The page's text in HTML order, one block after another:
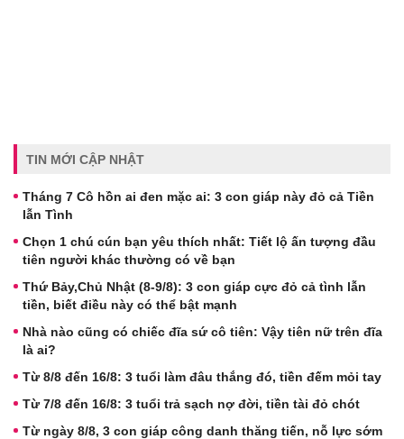
TIN MỚI CẬP NHẬT
Tháng 7 Cô hồn ai đen mặc ai: 3 con giáp này đỏ cả Tiền
lẫn Tình
Chọn 1 chú cún bạn yêu thích nhất: Tiết lộ ấn tượng đầu
tiên người khác thường có về bạn
Thứ Bảy,Chủ Nhật (8-9/8): 3 con giáp cực đỏ cả tình lẫn
tiền, biết điều này có thể bật mạnh
Nhà nào cũng có chiếc đĩa sứ cô tiên: Vậy tiên nữ trên đĩa
là ai?
Từ 8/8 đến 16/8: 3 tuổi làm đâu thắng đó, tiền đếm mỏi tay
Từ 7/8 đến 16/8: 3 tuổi trả sạch nợ đời, tiền tài đỏ chót
Từ ngày 8/8, 3 con giáp công danh thăng tiến, nỗ lực sớm